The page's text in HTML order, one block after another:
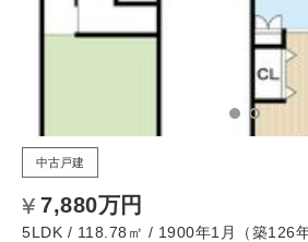
中古戸建
7,880万円
5LDK / 118.78㎡ / 1900年1月（築126年